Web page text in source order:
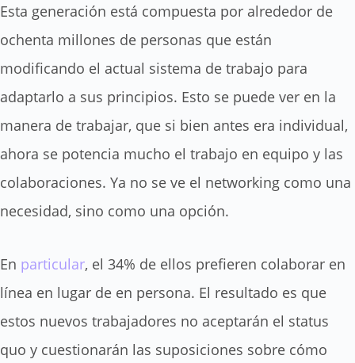
Esta generación está compuesta por alrededor de
ochenta millones de personas que están
modificando el actual sistema de trabajo para
adaptarlo a sus principios. Esto se puede ver en la
manera de trabajar, que si bien antes era individual,
ahora se potencia mucho el trabajo en equipo y las
colaboraciones. Ya no se ve el networking como una
necesidad, sino como una opción.
En particular, el 34% de ellos prefieren colaborar en
línea en lugar de en persona. El resultado es que
estos nuevos trabajadores no aceptarán el status
quo y cuestionarán las suposiciones sobre cómo